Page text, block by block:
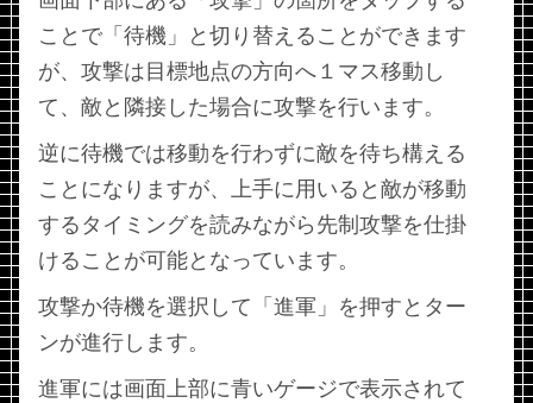
ことで「待機」と切り替えることができます
が、攻撃は目標地点の方向へ１マス移動し
て、敵と隣接した場合に攻撃を行います。
逆に待機では移動を行わずに敵を待ち構える
ことになりますが、上手に用いると敵が移動
するタイミングを読みながら先制攻撃を仕掛
けることが可能となっています。
攻撃か待機を選択して「進軍」を押すとター
ンが進行します。
進軍には画面上部に青いゲージで表示されて